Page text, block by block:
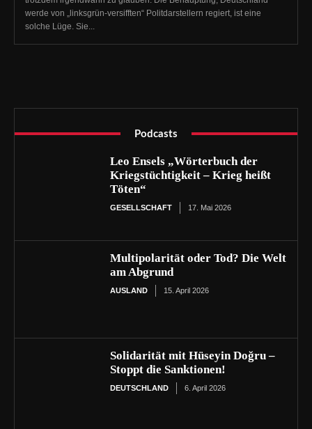
werde von „linksgrün-versifften“ Politdarstellern regiert, ist eine
solche Lüge. Sie...
Podcasts
Leo Ensels „Wörterbuch der
Kriegstüchtigkeit – Krieg heißt
Töten“
GESELLSCHAFT 17. Mai 2026
Multipolarität oder Tod? Die Welt
am Abgrund
AUSLAND 15. April 2026
Solidarität mit Hüseyin Doğru –
Stoppt die Sanktionen!
DEUTSCHLAND 6. April 2026